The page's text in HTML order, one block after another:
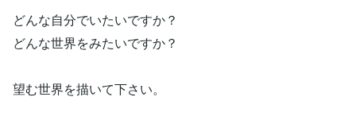
どんな自分でいたいですか？
どんな世界をみたいですか？
望む世界を描いて下さい。